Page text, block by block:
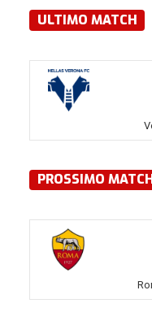
ULTIMO MATCH
PROSSIMO